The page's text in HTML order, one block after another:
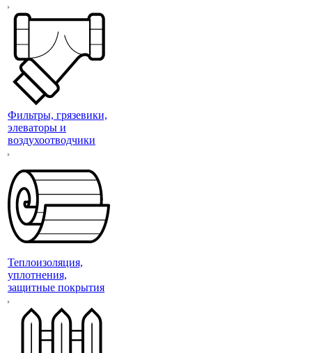
Фильтры, грязевики,
элеваторы и
воздухоотводчики
Теплоизоляция,
уплотнения,
защитные покрытия